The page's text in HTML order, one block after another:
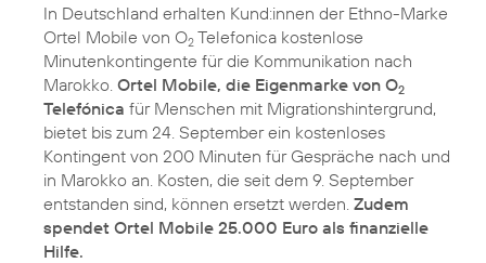
In Deutschland erhalten Kund:innen der Ethno-Marke
Ortel Mobile von O2 Telefonica kostenlose
Minutenkontingente für die Kommunikation nach
Marokko. Ortel Mobile, die Eigenmarke von O2
Telefónica für Menschen mit Migrationshintergrund,
bietet bis zum 24. September ein kostenloses
Kontingent von 200 Minuten für Gespräche nach und
in Marokko an. Kosten, die seit dem 9. September
entstanden sind, können ersetzt werden. Zudem
spendet Ortel Mobile 25.000 Euro als finanzielle
Hilfe.